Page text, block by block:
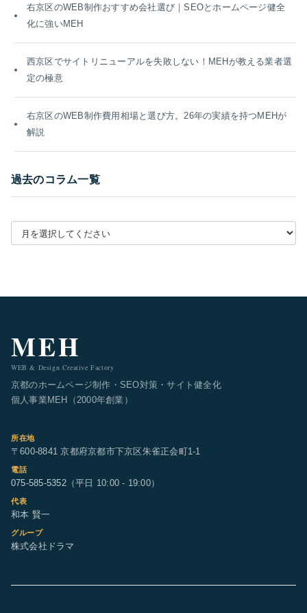
右京区のWEB制作おすすめ会社選び｜SEOとホームページ健全
化に強いMEH
西京区でサイトリニューアルを失敗しない！MEHが教える業者選
定の極意
右京区のWEB制作費用相場と選び方。26年の実績を持つMEHが
解説
過去のコラム一覧
月別アーカイブを選択
MEH
WEB & Design Creative Factory
京都のホームページ制作・SEO対策・サイト健全化
個人事業MEH（2000年創業）
所在地
〒600-8841 京都府京都市下京区朱雀正会町1-1
電話
075-585-5352（平日 10:00 - 19:00）
代表
和本 賢一
グループ
株式会社ドラマ